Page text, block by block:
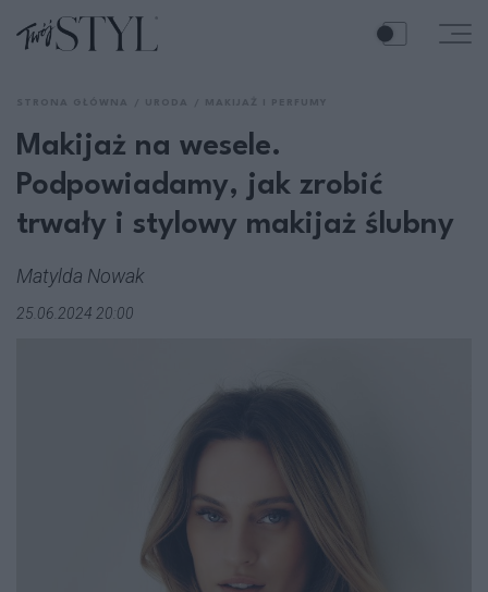
Makijaż na wesele.
Podpowiadamy, jak zrobić
trwały i stylowy makijaż ślubny
Matylda Nowak
25.06.2024 20:00